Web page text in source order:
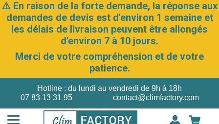
⚠️ En raison de la forte demande, la réponse aux
demandes de devis est d'environ 1 semaine et
les délais de livraison peuvent être allongés
d'environ 7 à 10 jours.
Merci de votre compréhension et de votre
patience.
07 83 13 31 95
Hotline : du lundi au vendredi de 9h à 18h
contact@climfactory.com